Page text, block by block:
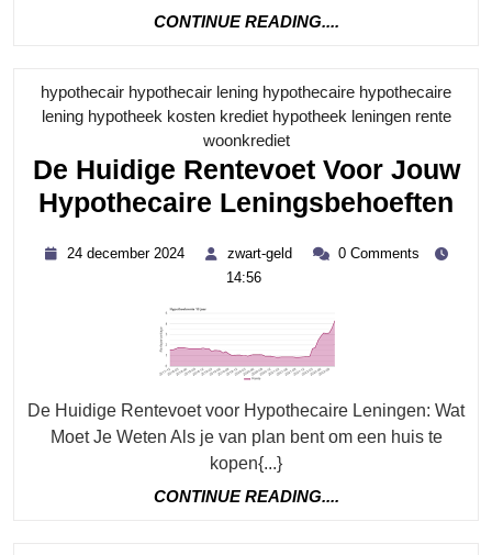
CONTINUE READING....CONTINUE
hypothecair hypothecair lening hypothecaire hypothecaire
lening hypotheek kosten krediet hypotheek leningen rente
woonkredietCategory
De Huidige Rentevoet Voor Jouw
Hypothecaire Leningsbehoeften
24 december 2024
december
zwart-geld
zwart- 0 Comments
14:56
De Huidige Rentevoet voor Hypothecaire Leningen: Wat
Moet Je Weten Als je van plan bent om een huis te
kopen{...}
CONTINUE READING....CONTINUE